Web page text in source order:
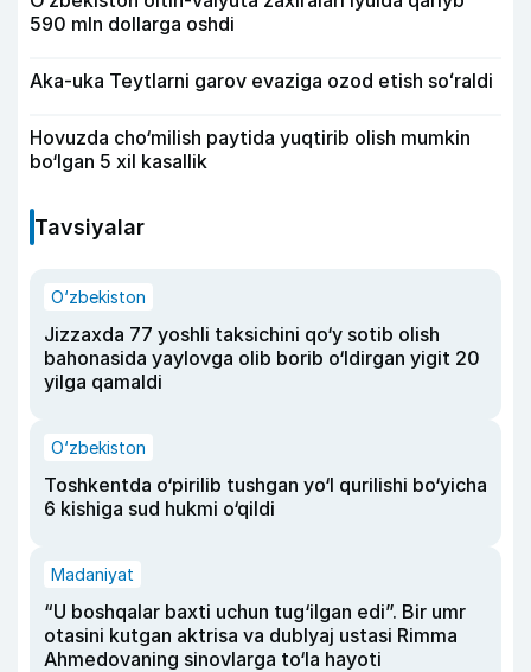
590 mln dollarga oshdi
Aka-uka Teytlarni garov evaziga ozod etish soʻraldi
Hovuzda cho‘milish paytida yuqtirib olish mumkin
bo‘lgan 5 xil kasallik
Tavsiyalar
O‘zbekiston
Jizzaxda 77 yoshli taksichini qo‘y sotib olish
bahonasida yaylovga olib borib o‘ldirgan yigit 20
yilga qamaldi
O‘zbekiston
Toshkentda o‘pirilib tushgan yo‘l qurilishi bo‘yicha
6 kishiga sud hukmi o‘qildi
Madaniyat
“U boshqalar baxti uchun tug‘ilgan edi”. Bir umr
otasini kutgan aktrisa va dublyaj ustasi Rimma
Ahmedovaning sinovlarga to‘la hayoti